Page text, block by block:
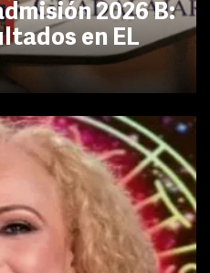
2026 B:
en EL